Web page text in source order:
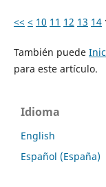
<< < 10 11 12 13 14
También puede
para este artículo.
Idioma
English
Español (España)